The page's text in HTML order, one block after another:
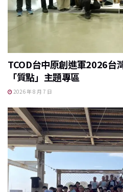
TCOD台中原創進軍2026
「質點」主題專區
2026 年 8 月 7 日